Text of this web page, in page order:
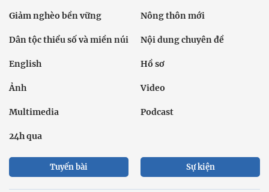
Giảm nghèo bền vững Nông thôn mới
Dân tộc thiểu số và miền núi Nội dung chuyên đề
English Hồ sơ
Ảnh Video
Multimedia Podcast
24h qua
Tuyến bài Sự kiện